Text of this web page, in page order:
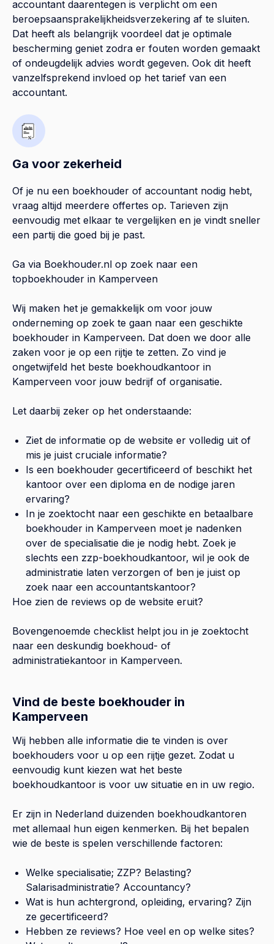
accountant daarentegen is verplicht om een
beroepsaansprakelijkheidsverzekering af te sluiten.
Dat heeft als belangrijk voordeel dat je optimale
bescherming geniet zodra er fouten worden gemaakt
of ondeugdelijk advies wordt gegeven. Ook dit heeft
vanzelfsprekend invloed op het tarief van een
accountant.
Ga voor zekerheid
Of je nu een boekhouder of accountant nodig hebt,
vraag altijd meerdere offertes op. Tarieven zijn
eenvoudig met elkaar te vergelijken en je vindt sneller
een partij die goed bij je past.
Ga via Boekhouder.nl op zoek naar een
topboekhouder in Kamperveen
Wij maken het je gemakkelijk om voor jouw
onderneming op zoek te gaan naar een geschikte
boekhouder in Kamperveen. Dat doen we door alle
zaken voor je op een rijtje te zetten. Zo vind je
ongetwijfeld het beste boekhoudkantoor in
Kamperveen voor jouw bedrijf of organisatie.
Let daarbij zeker op het onderstaande:
Ziet de informatie op de website er volledig uit of
mis je juist cruciale informatie?
Is een boekhouder gecertificeerd of beschikt het
kantoor over een diploma en de nodige jaren
ervaring?
In je zoektocht naar een geschikte en betaalbare
boekhouder in Kamperveen moet je nadenken
over de specialisatie die je nodig hebt. Zoek je
slechts een zzp-boekhoudkantoor, wil je ook de
administratie laten verzorgen of ben je juist op
zoek naar een accountantskantoor?
Hoe zien de reviews op de website eruit?
Bovengenoemde checklist helpt jou in je zoektocht
naar een deskundig boekhoud- of
administratiekantoor in Kamperveen.
Vind de beste boekhouder in
Kamperveen
Wij hebben alle informatie die te vinden is over
boekhouders voor u op een rijtje gezet. Zodat u
eenvoudig kunt kiezen wat het beste
boekhoudkantoor is voor uw situatie en in uw regio.
Er zijn in Nederland duizenden boekhoudkantoren
met allemaal hun eigen kenmerken. Bij het bepalen
wie de beste is spelen verschillende factoren:
Welke specialisatie; ZZP? Belasting?
Salarisadministratie? Accountancy?
Wat is hun achtergrond, opleiding, ervaring? Zijn
ze gecertificeerd?
Hebben ze reviews? Hoe veel en op welke sites?